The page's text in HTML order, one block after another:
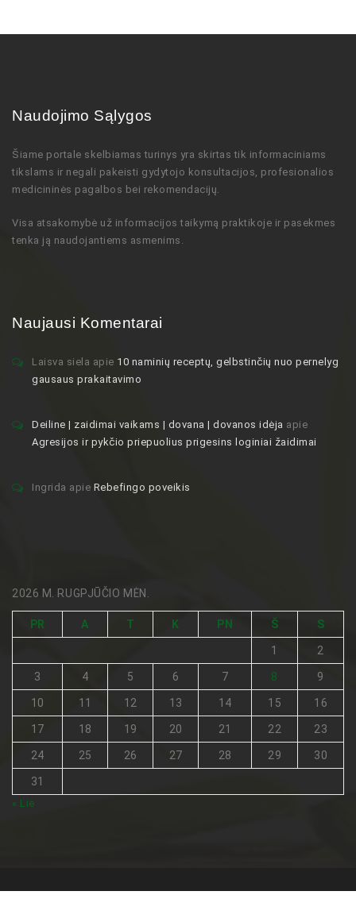
Naudojimo Sąlygos
Šiame portale skelbiamas turinys yra skirtas tik informaciniams
tikslams ir negali pakeisti gydytojo konsultacijos, profesionalios
medicininės pagalbos bei rekomendacijų
Visa atsakomybė už informacijos taikymą praktikoje ir pasekmes
tenka ją naudojantiems asmenims.
Naujausi Komentarai
Laisva siela apie 10 naminių receptų, gelbstinčių nuo pernelyg
gausaus prakaitavimo
Deiline | zaidimai vaikams | dovana | dovanos idėja apie
Agresijos ir pykčio priepuolius prigesins loginiai žaidimai
Ingrida apie Rebefingo poveikis
2026 M. RUGPJŪČIO MĖN.
PR A T K PN Š S
1 2
3 4 5 6 7 8 9
10 11 12 13 14 15 16
17 18 19 20 21 22 23
24 25 26 27 28 29 30
31
« Lie